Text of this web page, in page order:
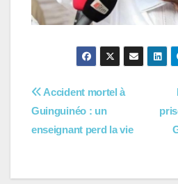
Navigation
de
Accident mortel à
Guinguinéo : un
enseignant perd la vie